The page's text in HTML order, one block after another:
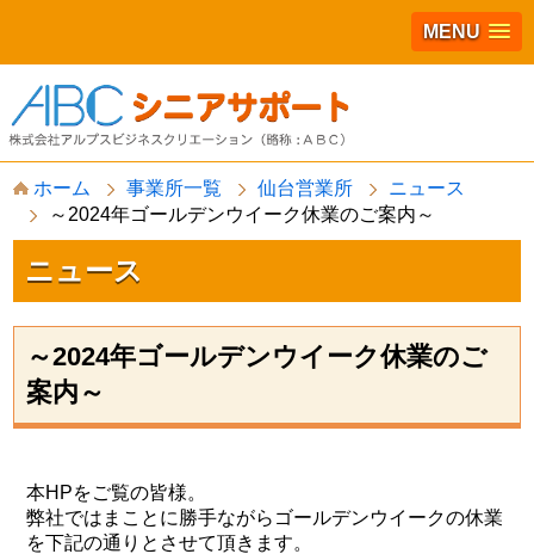
MENU
ホーム 事業所一覧 仙台営業所
ニュース
～2024年ゴールデンウイーク休業のご案内～
ニュース
～2024年ゴールデンウイーク休業のご
案内～
本HPをご覧の皆様。
弊社ではまことに勝手ながらゴールデンウイークの休業
を下記の通りとさせて頂きます。